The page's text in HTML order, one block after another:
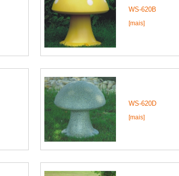
WS-620B
[mais]
WS-620D
[mais]